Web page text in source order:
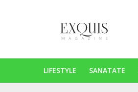
LIFESTYLE SANATATE